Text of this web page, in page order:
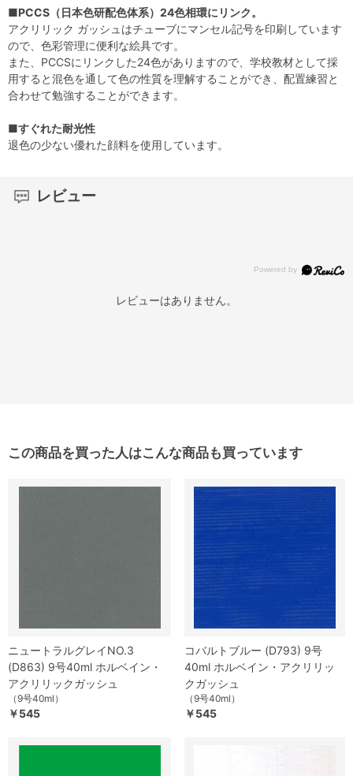
■PCCS（日本色研配色体系）24色相環にリンク。
アクリリック ガッシュはチューブにマンセル記号を印刷しています
ので、色彩管理に便利な絵具です。
また、PCCSにリンクした24色がありますので、学校教材として採
用すると混色を通して色の性質を理解することができ、配置練習と
合わせて勉強することができます。
■すぐれた耐光性
退色の少ない優れた顔料を使用しています。
レビュー
レビューはありません。
この商品を買った人はこんな商品も買っています
ニュートラルグレイNO.3
(D863) 9号40ml ホルベイン・
アクリリックガッシュ
（9号40ml）
￥545
コバルトブルー (D793) 9号
40ml ホルベイン・アクリリッ
クガッシュ
（9号40ml）
￥545